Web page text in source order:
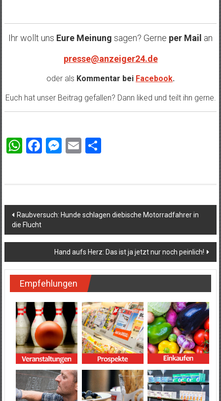
Ihr wollt uns Eure Meinung sagen? Gerne per Mail an
presse@anzeiger24.de
oder als Kommentar bei Facebook.
Euch hat unser Beitrag gefallen? Dann liked und teilt ihn gerne.
WhatsApp
Facebook
Messenger
EmailTeilen
Beitragsnavigation
Raubversuch: Hunde schlagen diebische Motorradfahrer in
die Flucht
Hand aufs Herz: Das ist ja jetzt nur noch peinlich!
Empfehlungen